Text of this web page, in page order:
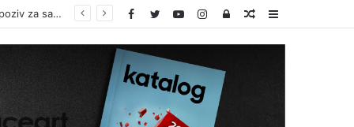
Sidebar
Random
Log
Instagram
YouTube
Twitter
Facebook